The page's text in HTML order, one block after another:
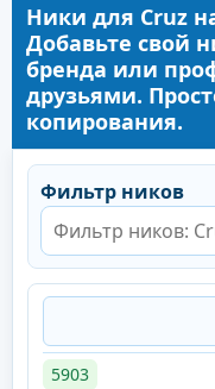
Ники для Cruz
Добавьте свой
бренда или
друзьями.
копирования.
Фильтр ников
5903